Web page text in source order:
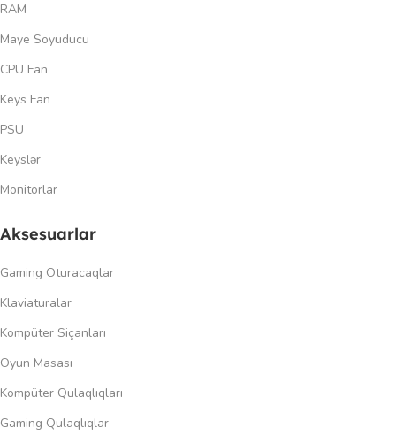
RAM
Maye Soyuducu
CPU Fan
Keys Fan
PSU
Keyslər
Monitorlar
Aksesuarlar
Gaming Oturacaqlar
Klaviaturalar
Kompüter Siçanları
Oyun Masası
Kompüter Qulaqlıqları
Gaming Qulaqlıqlar